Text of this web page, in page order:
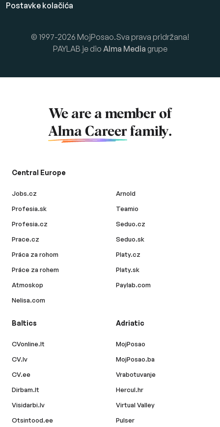
Postavke kolačića
© 1997-2026 MojPosao.Sva prava pridržana!
PAYLAB je dio Alma Media grupe
We are a member of
Alma Career family.
Central Europe
Jobs.cz
Profesia.sk
Profesia.cz
Prace.cz
Práca za rohom
Práce za rohem
Atmoskop
Nelisa.com
Arnold
Teamio
Seduo.cz
Seduo.sk
Platy.cz
Platy.sk
Paylab.com
Baltics
CVonline.lt
CV.lv
CV.ee
Dirbam.lt
Visidarbi.lv
Otsintood.ee
Adriatic
MojPosao
MojPosao.ba
Vrabotuvanje
Hercul.hr
Virtual Valley
Pulser